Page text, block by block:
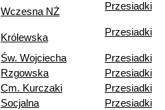
Wczesna NŻ Przesiadki
Królewska Przesiadki
Św. Wojciecha
Przesiadki
Rzgowska
Przesiadki
Cm. Kurczaki
Przesiadki
Socjalna
Przesiadki